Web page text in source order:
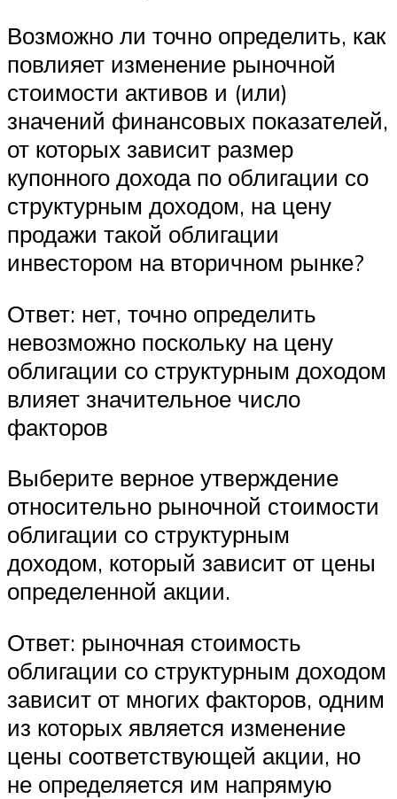
Возможно ли точно определить, как
повлияет изменение рыночной
стоимости активов и (или)
значений финансовых показателей,
от которых зависит размер
купонного дохода по облигации со
структурным доходом, на цену
продажи такой облигации
инвестором на вторичном рынке?
Ответ: нет, точно определить
невозможно поскольку на цену
облигации со структурным доходом
влияет значительное число
факторов
Выберите верное утверждение
относительно рыночной стоимости
облигации со структурным
доходом, который зависит от цены
определенной акции.
Ответ: рыночная стоимость
облигации со структурным доходом
зависит от многих факторов, одним
из которых является изменение
цены соответствующей акции, но
не определяется им напрямую